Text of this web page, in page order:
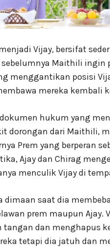
Vijay, bersifat
Maithili ingin
menggantikan posisi
mereka kembali
hukum yang
dorongan dari Maithili,
Prem yang berperan
Ajay dan Chirag
menculik Vijay di
dimaan saat dia
prem maupun Ajay.
tangan dan menghapus
tetapi dia jatuh dan